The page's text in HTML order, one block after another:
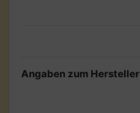
Angaben zum